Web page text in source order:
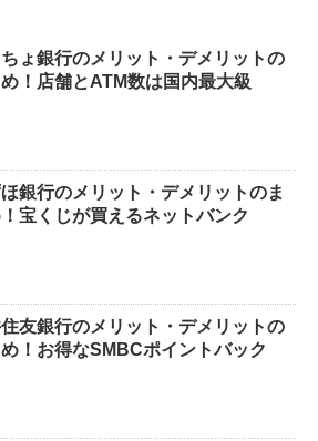
ょ銀行のメリット・デメリットの
め！店舗とATM数は国内最大級
銀行のメリット・デメリットのま
宝くじが買えるネットバンク
友銀行のメリット・デメリットの
め！お得なSMBCポイントバック